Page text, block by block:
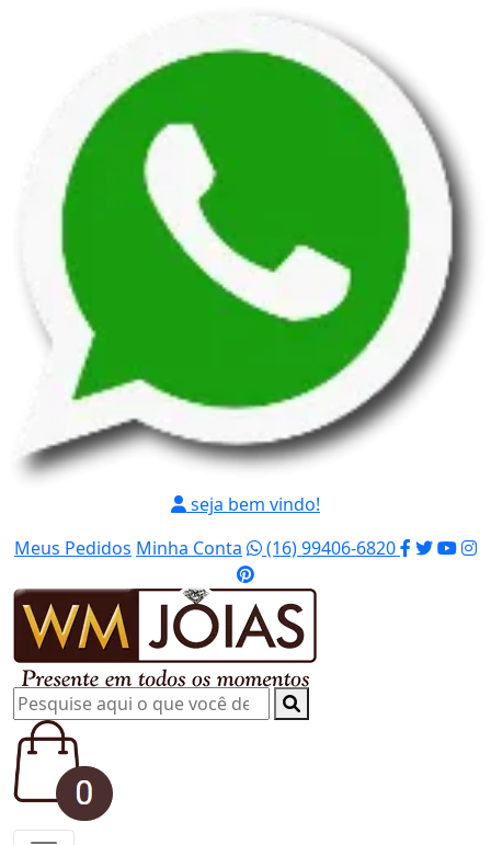
seja bem vindo!
Meus Pedidos Minha Conta (16) 99406-6820